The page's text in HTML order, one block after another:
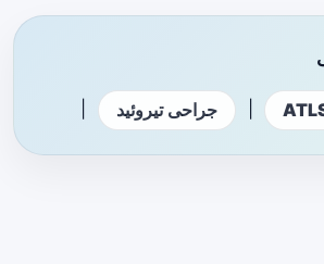
جراحی تیروئید